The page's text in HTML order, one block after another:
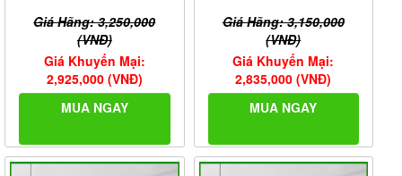
Giá Hãng: 3,250,000
(VNĐ)
Giá Khuyến Mại:
2,925,000 (VNĐ)
MUA NGAY
Giá Hãng: 3,150,000
(VNĐ)
Giá Khuyến Mại:
2,835,000 (VNĐ)
MUA NGAY